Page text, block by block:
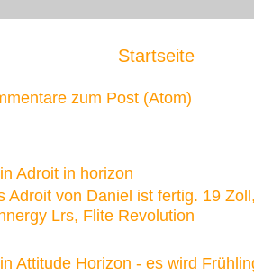
Startseite
zum Post (Atom)
Adroit in horizon
Adroit von Daniel ist fertig. 19
Lrs, Flite Revolution
Attitude Horizon - es wird